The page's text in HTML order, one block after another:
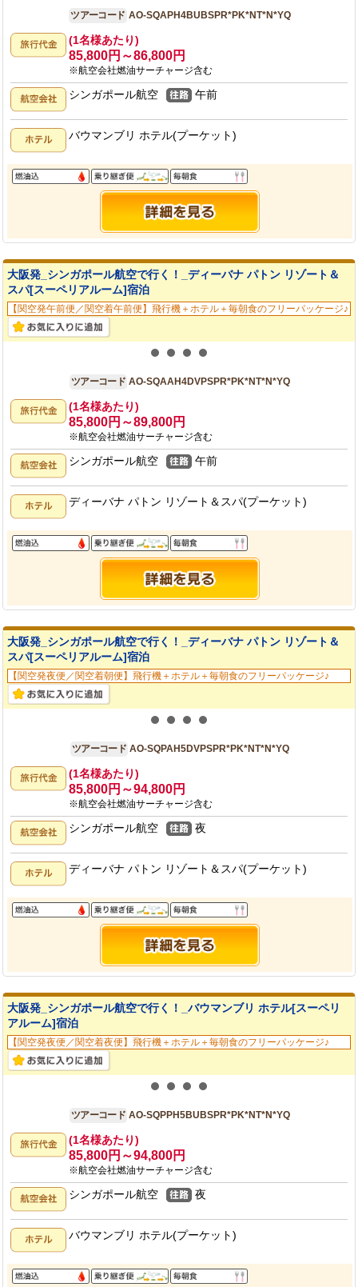
ツアーコード AO-SQAPH4BUBSPR*PK*NT*N*YQ
(1名様あたり)
85,800円～86,800円
※航空会社燃油サーチャージ含む
シンガポール航空 午前
バウマンブリ ホテル(プーケット)
大阪発_シンガポール航空で行く！_ディーバナ パトン リゾート＆
スパ[スーペリアルーム]宿泊
【関空発午前便／関空着午前便】飛行機＋ホテル＋毎朝食のフリーパッケージ♪
ツアーコード AO-SQAAH4DVPSPR*PK*NT*N*YQ
(1名様あたり)
85,800円～89,800円
※航空会社燃油サーチャージ含む
シンガポール航空 午前
ディーバナ パトン リゾート＆スパ(プーケット)
大阪発_シンガポール航空で行く！_ディーバナ パトン リゾート＆
スパ[スーペリアルーム]宿泊
【関空発夜便／関空着朝便】飛行機＋ホテル＋毎朝食のフリーパッケージ♪
ツアーコード AO-SQPAH5DVPSPR*PK*NT*N*YQ
(1名様あたり)
85,800円～94,800円
※航空会社燃油サーチャージ含む
シンガポール航空 夜
ディーバナ パトン リゾート＆スパ(プーケット)
大阪発_シンガポール航空で行く！_バウマンブリ ホテル[スーペリ
アルーム]宿泊
【関空発夜便／関空着夜便】飛行機＋ホテル＋毎朝食のフリーパッケージ♪
ツアーコード AO-SQPPH5BUBSPR*PK*NT*N*YQ
(1名様あたり)
85,800円～94,800円
※航空会社燃油サーチャージ含む
シンガポール航空 夜
バウマンブリ ホテル(プーケット)